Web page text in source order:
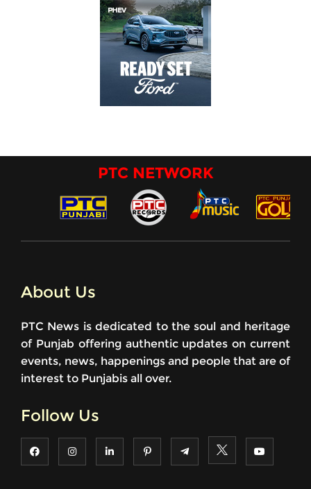
PTC NETWORK
About Us
PTC News is dedicated to the soul and heritage
of Punjab offering authentic updates on current
events, news, happenings and people that are of
interest to Punjabis all over.
Follow Us